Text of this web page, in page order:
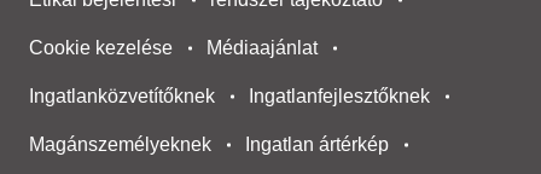
Cookie kezelése Médiaajánlat
Ingatlanközvetítőknek Ingatlanfejlesztőknek
Magánszemélyeknek Ingatlan ártérkép